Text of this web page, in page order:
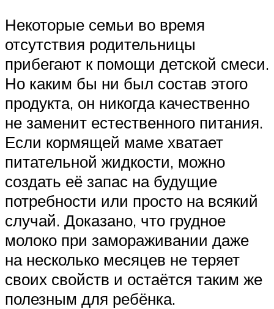
Некоторые семьи во время
отсутствия родительницы
прибегают к помощи детской смеси.
Но каким бы ни был состав этого
продукта, он никогда качественно
не заменит естественного питания.
Если кормящей маме хватает
питательной жидкости, можно
создать её запас на будущие
потребности или просто на всякий
случай. Доказано, что грудное
молоко при замораживании даже
на несколько месяцев не теряет
своих свойств и остаётся таким же
полезным для ребёнка.